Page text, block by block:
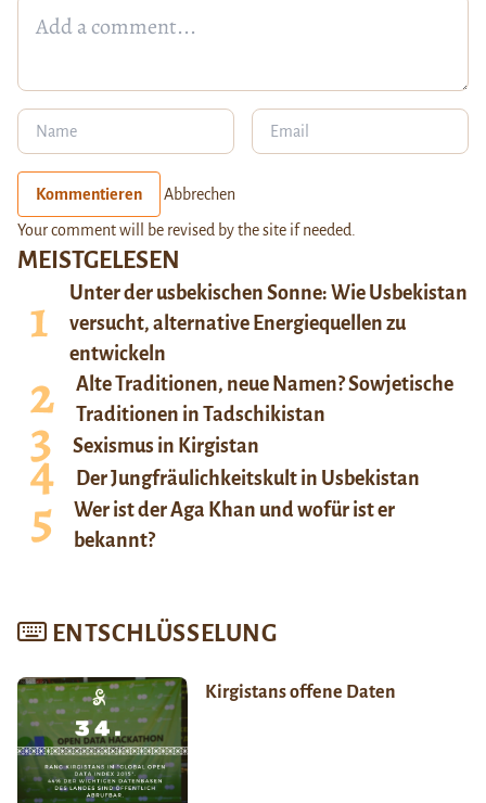
MEISTGELESEN
Unter der usbekischen Sonne: Wie Usbekistan
versucht, alternative Energiequellen zu
entwickeln
Alte Traditionen, neue Namen? Sowjetische
Traditionen in Tadschikistan
Sexismus in Kirgistan
Der Jungfräulichkeitskult in Usbekistan
Wer ist der Aga Khan und wofür ist er
bekannt?
ENTSCHLÜSSELUNG
Kirgistans offene Daten
Kommentieren Abbrechen
Your comment will be revised by the site if needed.